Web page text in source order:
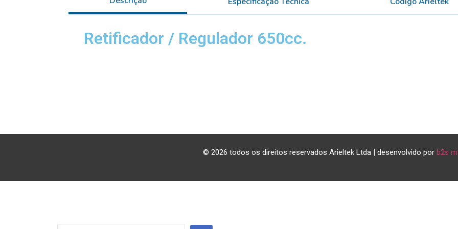
Retificador / Regulador 650cc.
© 2026 todos os direitos reservados Arieltek Ltda | desenvolvido por b2s